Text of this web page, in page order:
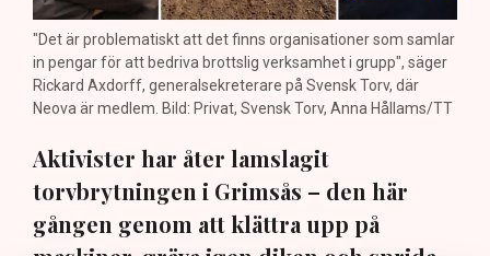
"Det är problematiskt att det finns organisationer som samlar
in pengar för att bedriva brottslig verksamhet i grupp", säger
Rickard Axdorff, generalsekreterare på Svensk Torv, där
Neova är medlem. Bild: Privat, Svensk Torv, Anna Hållams/TT
Aktivister har åter lamslagit
torvbrytningen i Grimsås – den här
gången genom att klättra upp på